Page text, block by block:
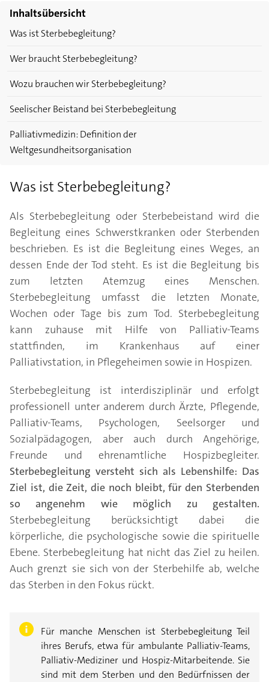
Inhaltsübersicht
Was ist Sterbebegleitung?
Wer braucht Sterbebegleitung?
Wozu brauchen wir Sterbebegleitung?
Seelischer Beistand bei Sterbebegleitung
Palliativmedizin: Definition der
Weltgesundheitsorganisation
Was ist Sterbebegleitung?
Als Sterbebegleitung oder Sterbebeistand wird die
Begleitung eines Schwerstkranken oder Sterbenden
beschrieben. Es ist die Begleitung eines Weges, an
dessen Ende der Tod steht. Es ist die Begleitung bis
zum letzten Atemzug eines Menschen.
Sterbebegleitung umfasst die letzten Monate,
Wochen oder Tage bis zum Tod. Sterbebegleitung
kann zuhause mit Hilfe von Palliativ-Teams
stattfinden, im Krankenhaus auf einer
Palliativstation, in Pflegeheimen sowie in Hospizen.
Sterbebegleitung ist interdisziplinär und erfolgt
professionell unter anderem durch Ärzte, Pflegende,
Palliativ-Teams, Psychologen, Seelsorger und
Sozialpädagogen, aber auch durch Angehörige,
Freunde und ehrenamtliche Hospizbegleiter.
Sterbebegleitung versteht sich als Lebenshilfe: Das
Ziel ist, die Zeit, die noch bleibt, für den Sterbenden
so angenehm wie möglich zu gestalten.
Sterbebegleitung berücksichtigt dabei die
körperliche, die psychologische sowie die spirituelle
Ebene. Sterbebegleitung hat nicht das Ziel zu heilen.
Auch grenzt sie sich von der Sterbehilfe ab, welche
das Sterben in den Fokus rückt.
Für manche Menschen ist Sterbebegleitung Teil
ihres Berufs, etwa für ambulante Palliativ-Teams,
Palliativ-Mediziner und Hospiz-Mitarbeitende. Sie
sind mit dem Sterben und den Bedürfnissen der